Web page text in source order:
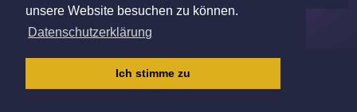
unsere Website besuchen zu können.
Datenschutzerklärung
Ich stimme zu
|AGB|DATENSCHUTZ
KINDERSCHUTZRICHTLINIE